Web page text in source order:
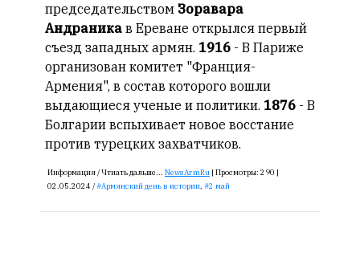
председательством Зоравара
Андраника в Ереване открылся первый
съезд западных армян. 1916 - В Париже
организован комитет "Франция-
Армения", в состав которого вошли
выдающиеся ученые и политики. 1876 - В
Болгарии вспыхивает новое восстание
против турецких захватчиков.
Информация /Чтиать дальше... NewsArmRu | Просмотры: 290 |
02.05.2024 /
Армянский день в истории, 2 май